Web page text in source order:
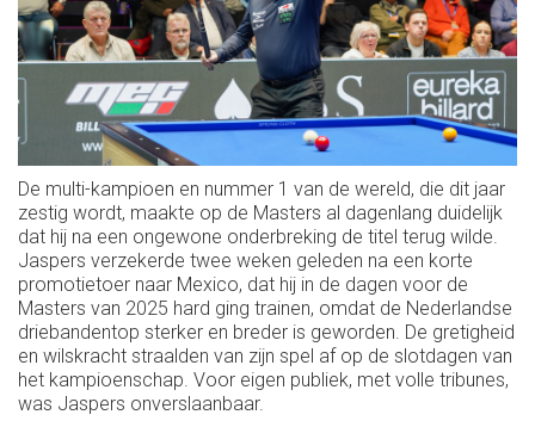
De multi-kampioen en nummer 1 van de wereld, die dit jaar
zestig wordt, maakte op de Masters al dagenlang duidelijk
dat hij na een ongewone onderbreking de titel terug wilde.
Jaspers verzekerde twee weken geleden na een korte
promotietoer naar Mexico, dat hij in de dagen voor de
Masters van 2025 hard ging trainen, omdat de Nederlandse
driebandentop sterker en breder is geworden. De gretigheid
en wilskracht straalden van zijn spel af op de slotdagen van
het kampioenschap. Voor eigen publiek, met volle tribunes,
was Jaspers onverslaanbaar.